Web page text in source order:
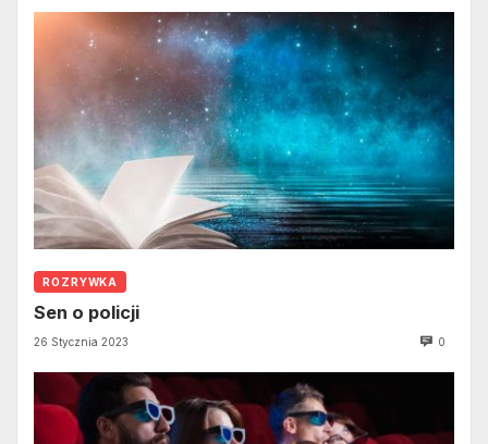
ROZRYWKA
Sen o policji
26 Stycznia 2023 0